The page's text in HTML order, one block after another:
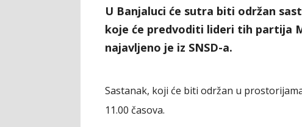
U Banjaluci će sutra biti održan
koje će predvoditi lideri tih partija
najavljeno je iz SNSD-a.
Sastanak, koji će biti održan u
11.00 časova.